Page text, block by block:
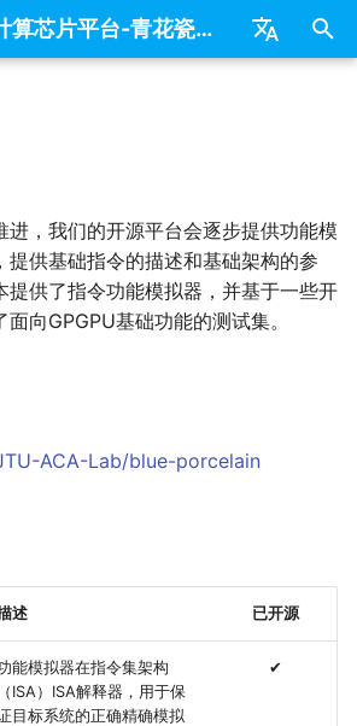
开源通用计算芯片平台-青花瓷（GPGPU）
GPGPU 编程模型
SIMT 相关分析
进，我们的开源平台会逐步提供功能模
提供基础指令的描述和基础架构的参
提供了指令功能模拟器，并基于一些开
向GPGPU基础功能的测试集。
ACA-Lab/blue-porcelain
述 已开源
能模拟器在指令集架构
（ISA）ISA解释器，用于保
目标系统的正确精确模拟
✔